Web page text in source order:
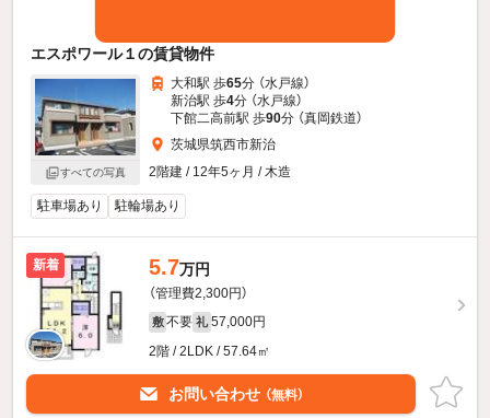
エスポワール１の賃貸物件
すべての写真
大和駅 歩65分 （水戸線）
新治駅 歩4分 （水戸線）
下館二高前駅 歩90分 （真岡鉄道）
茨城県筑西市新治
2階建 / 12年5ヶ月 / 木造
駐車場あり 駐輪場あり
新着 5.7万円
（管理費2,300円）
敷 不要 礼 57,000円
2階 / 2LDK / 57.64㎡
お問い合わせ （無料）